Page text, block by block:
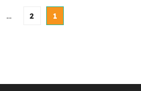
1
2
…